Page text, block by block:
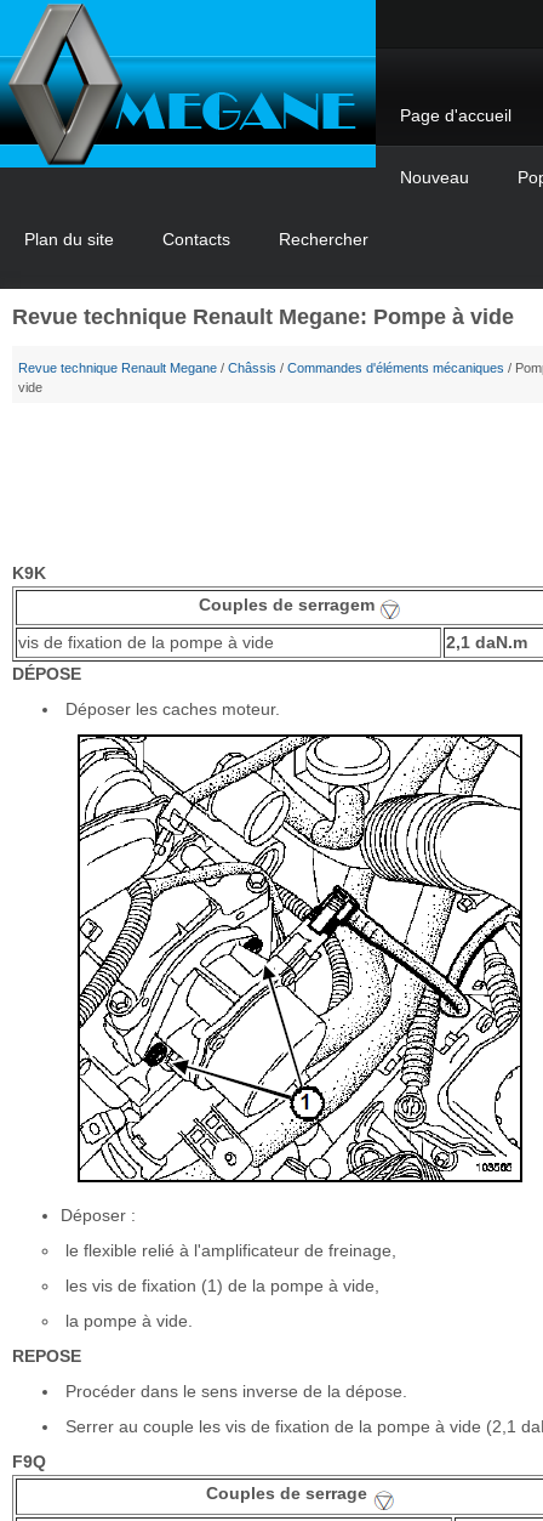
Page d'accueil
Nouveau
Plan du site Contacts Rechercher
Revue technique Renault Megane: Pompe à vide
Revue technique Renault Megane / Châssis / Commandes d'éléments mécaniques /
vide
K9K
Couples de serragem
vis de fixation de la pompe à vide
2,1 daN.m
DÉPOSE
Déposer les caches moteur.
Déposer :
le flexible relié à l'amplificateur de freinage,
les vis de fixation (1) de la pompe à vide,
la pompe à vide.
REPOSE
Procéder dans le sens inverse de la dépose.
Serrer au couple les vis de fixation de la pompe à vide (2,1
F9Q
Couples de serrage